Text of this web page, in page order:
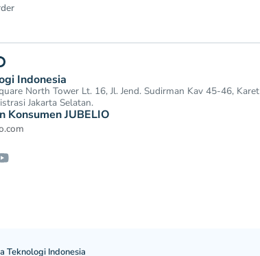
Indonesia
North Tower Lt. 16, Jl. Jend. Sudirman Kav 45-46, Karet
Jakarta Selatan.
Konsumen JUBELIO
Teknologi Indonesia